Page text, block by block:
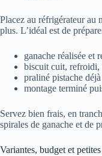
Placez au réfrigérateur au
plus. L’idéal est de
ganache réalisée et
biscuit cuit, refroidi,
praliné pistache
montage terminé
Servez bien frais, en
spirales de ganache et de
Variantes, budget et